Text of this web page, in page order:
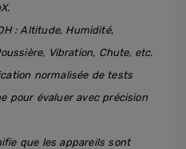
: Altitude, Humidité,
Vibration, Chute, etc.
normalisée de tests
pour évaluer avec précision
que les appareils sont